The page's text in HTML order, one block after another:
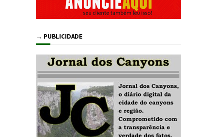
→ PUBLICIDADE